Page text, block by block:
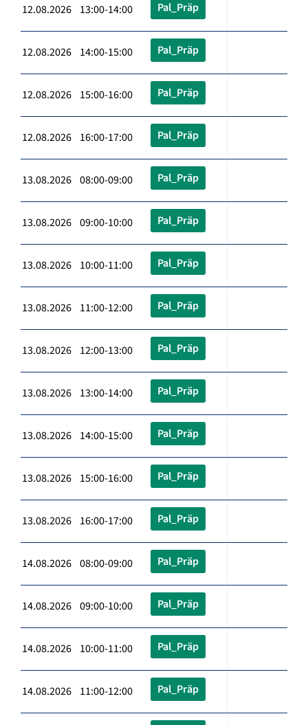
12.08.2026 13:00-14:00 Pal_Präp
12.08.2026 14:00-15:00 Pal_Präp
12.08.2026 15:00-16:00 Pal_Präp
12.08.2026 16:00-17:00 Pal_Präp
13.08.2026 08:00-09:00 Pal_Präp
13.08.2026 09:00-10:00 Pal_Präp
13.08.2026 10:00-11:00 Pal_Präp
13.08.2026 11:00-12:00 Pal_Präp
13.08.2026 12:00-13:00 Pal_Präp
13.08.2026 13:00-14:00 Pal_Präp
13.08.2026 14:00-15:00 Pal_Präp
13.08.2026 15:00-16:00 Pal_Präp
13.08.2026 16:00-17:00 Pal_Präp
14.08.2026 08:00-09:00 Pal_Präp
14.08.2026 09:00-10:00 Pal_Präp
14.08.2026 10:00-11:00 Pal_Präp
14.08.2026 11:00-12:00 Pal_Präp